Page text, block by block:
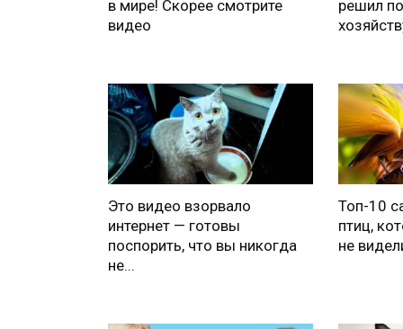
в мире! Скорее смотрите
видео
решил
Это видео взорвало
интернет — готовы
поспорить, что вы никогда
не...
Топ-10
птиц,
не